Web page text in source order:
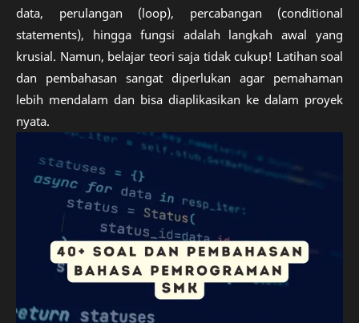
data, perulangan (loop), percabangan (conditional
statements), hingga fungsi adalah langkah awal yang
krusial. Namun, belajar teori saja tidak cukup! Latihan soal
dan pembahasan sangat diperlukan agar pemahaman
lebih mendalam dan bisa diaplikasikan ke dalam proyek
nyata.